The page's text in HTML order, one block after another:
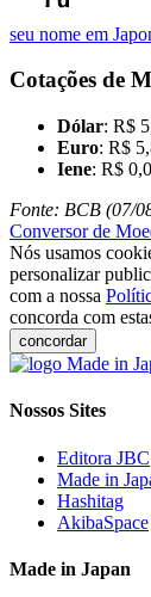
seu nome em
Cotações de
Dólar: R$
Euro: R$
Iene: R$
Fonte: BCB (07/
Conversor de
Nós usamos
personalizar
com a nossa
concorda com
concordar
Nossos Sites
Editora JBC
Made in
Hashitag
AkibaSpace
Made in Japan